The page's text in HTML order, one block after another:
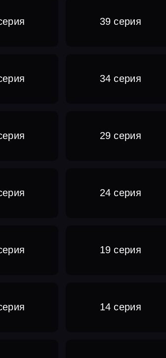
39 серия
34 серия
29 серия
24 серия
19 серия
14 серия